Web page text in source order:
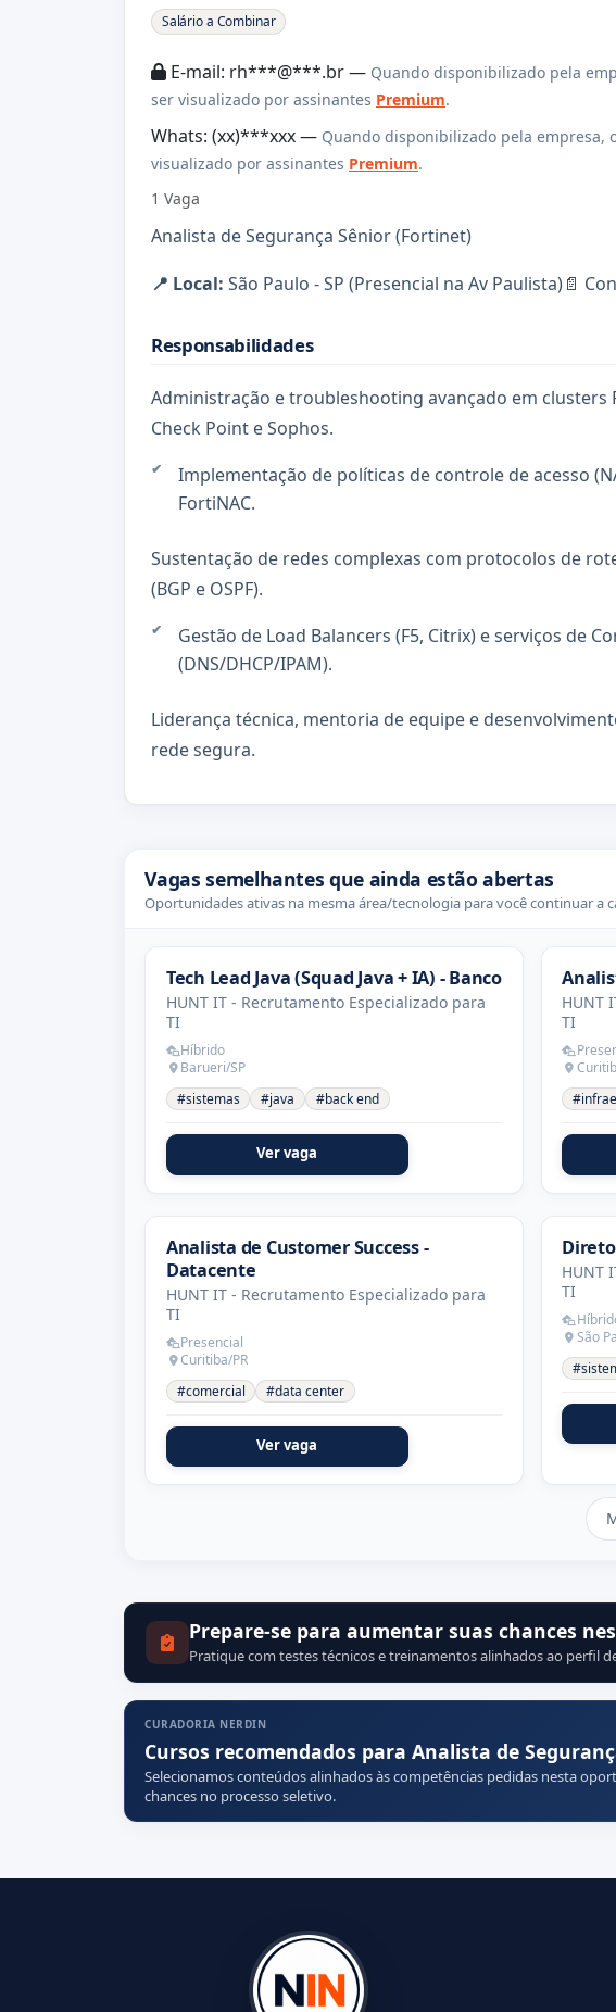
Sobre a Vaga
Salário a Combinar
E-mail: rh***@***.br — Quando disponibilizado pela
ser visualizado por assinantes Premium.
Whats: (xx)***xxx — Quando disponibilizado pela empresa,
visualizado por assinantes Premium.
1 Vaga
Analista de Segurança Sênior (Fortinet)
📍 Local: São Paulo - SP (Presencial na Av Paulista)📄
Responsabilidades
Administração e troubleshooting avançado em clusters
Check Point e Sophos.
Implementação de políticas de controle de acesso
FortiNAC.
Sustentação de redes complexas com protocolos de
(BGP e OSPF).
Gestão de Load Balancers (F5, Citrix) e serviços de
(DNS/DHCP/IPAM).
Liderança técnica, mentoria de equipe e
rede segura.
Vagas semelhantes que ainda estão abertas
Oportunidades ativas na mesma área/tecnologia para você continuar a
Tech Lead Java (Squad Java + IA) - Banco
HUNT IT - Recrutamento Especializado para
TI
Híbrido
Barueri/SP
#sistemas
#java #back end
Ver vaga
HUNT
TI
Analista de Customer Success -
Datacente
HUNT IT - Recrutamento Especializado para
TI
Presencial
Curitiba/PR
#comercial
#data center
Ver vaga
HUNT
TI
São
Prepare-se para aumentar suas chances
Pratique com testes técnicos e treinamentos alinhados ao perfil
CURADORIA NERDIN
Cursos recomendados para Analista de
Selecionamos conteúdos alinhados às competências pedidas nesta
chances no processo seletivo.